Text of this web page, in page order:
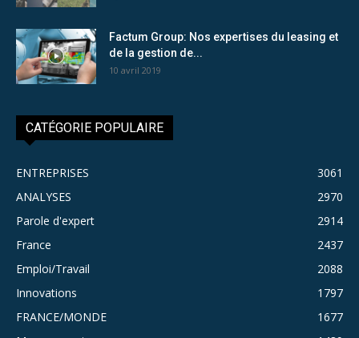
Factum Group: Nos expertises du leasing et
de la gestion de...
10 avril 2019
CATÉGORIE POPULAIRE
ENTREPRISES
3061
ANALYSES
2970
Parole d'expert
2914
France
2437
Emploi/Travail
2088
Innovations
1797
FRANCE/MONDE
1677